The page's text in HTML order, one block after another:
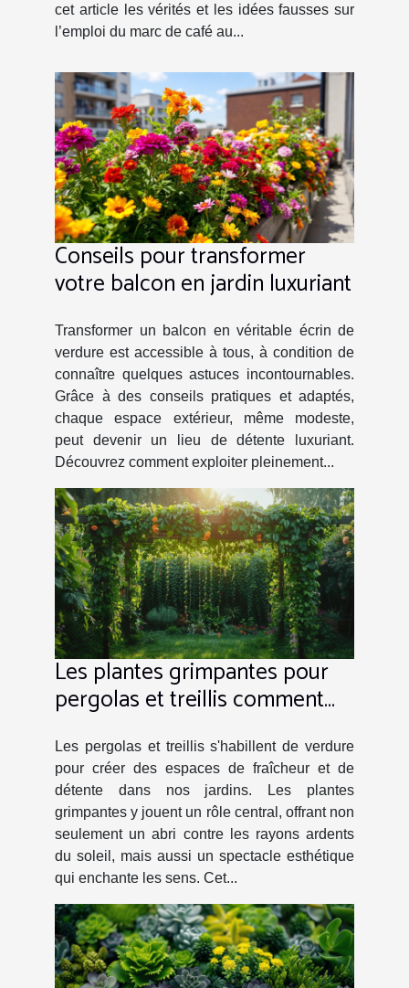
cet article les vérités et les idées fausses sur
l’emploi du marc de café au...
Conseils pour transformer
votre balcon en jardin luxuriant
Transformer un balcon en véritable écrin de
verdure est accessible à tous, à condition de
connaître quelques astuces incontournables.
Grâce à des conseils pratiques et adaptés,
chaque espace extérieur, même modeste,
peut devenir un lieu de détente luxuriant.
Découvrez comment exploiter pleinement...
Les plantes grimpantes pour
pergolas et treillis comment
et esthétique
Les pergolas et treillis s'habillent de verdure
pour créer des espaces de fraîcheur et de
détente dans nos jardins. Les plantes
grimpantes y jouent un rôle central, offrant non
seulement un abri contre les rayons ardents
du soleil, mais aussi un spectacle esthétique
qui enchante les sens. Cet...